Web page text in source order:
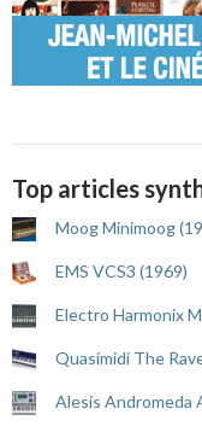
Top articles
Moog Minimoog
EMS VCS3 (1969)
Electro Harmonix
Quasimidi The
Alesis Andromeda